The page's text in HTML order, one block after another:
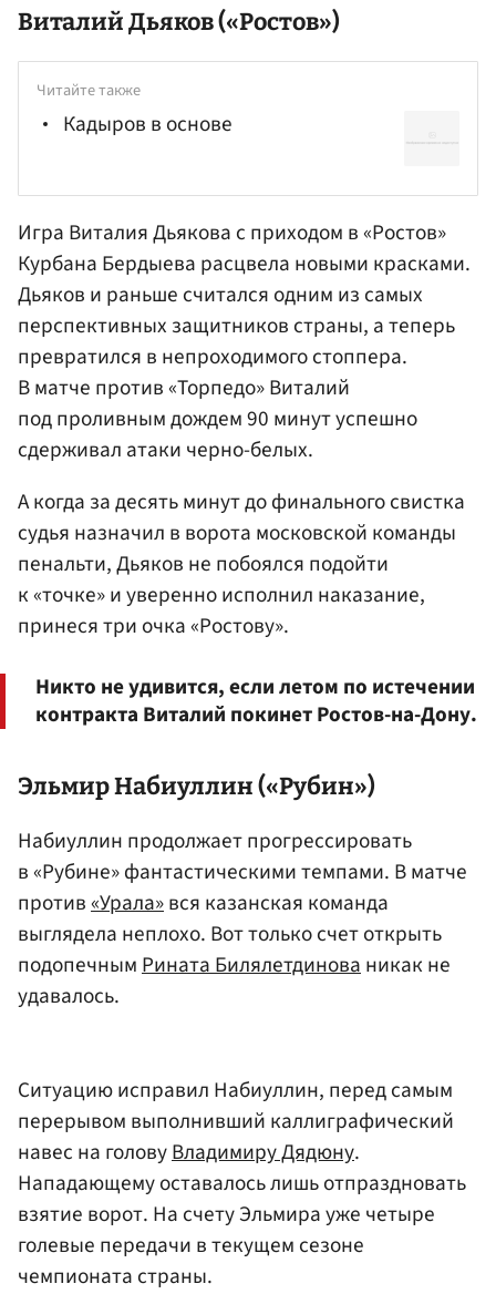
ВиталийДьяков(«Ростов»)
Читайте также
Кадыров в основе
Игра Виталия Дьякова с приходом в «Ростов»
Курбана Бердыева расцвела новыми красками.
Дьяков и раньше считался одним из самых
перспективных защитников страны, а теперь
превратился в непроходимого стоппера.
В матче против «Торпедо» Виталий
под проливным дождем 90 минут успешно
сдерживал атаки черно-белых.
А когда за десять минут до финального свистка
судья назначил в ворота московской команды
пенальти, Дьяков не побоялся подойти
к «точке» и уверенно исполнил наказание,
принеся три очка «Ростову».
Никто не удивится, если летом по истечении
контракта Виталий покинет Ростов-на-Дону.
ЭльмирНабиуллин(«Рубин»)
Набиуллин продолжает прогрессировать
в «Рубине» фантастическими темпами. В матче
против«Урала»вся казанская команда
выглядела неплохо. Вот только счет открыть
подопечным Рината Билялетдинова никак не
удавалось.
Ситуацию исправил Набиуллин, перед самым
перерывом выполнивший каллиграфический
навес на головуВладимиру Дядюну.
Нападающему оставалось лишь отпраздновать
взятие ворот. На счету Эльмира уже четыре
голевые передачи в текущем сезоне
чемпионата страны.